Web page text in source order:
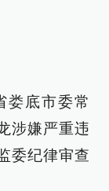
娄底市委常
涉嫌严重违
委纪律审查